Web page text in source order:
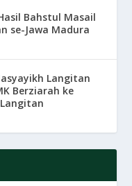
Bahstul Masail
se-Jawa Madura
Langitan
Berziarah ke